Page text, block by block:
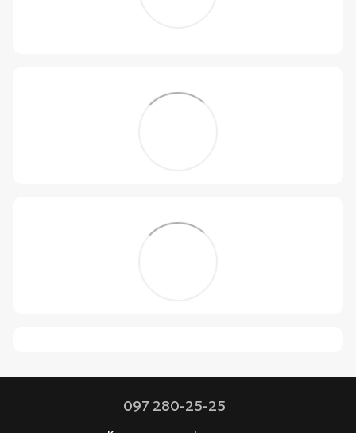
097 280-25-25